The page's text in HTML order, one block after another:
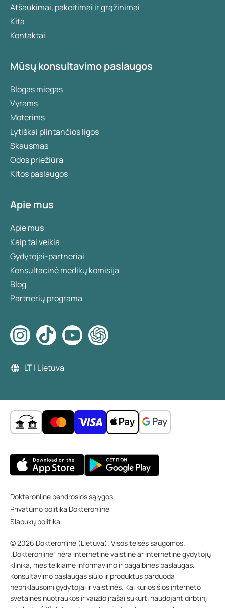
Atšaukimai, pakeitimai ir grąžinimai
Kita
Kontaktai
Mūsų konsultavimo paslaugos
Blogas miegas
Vyrams
Moterims
Lytiškai plintančios ligos
Skausmas
Odos priežiūra
Kitos paslaugos
Apie mus
Apie mus
Kaip tai veikia
Gydytojai-partneriai
Konsultacinė medikų komisija
Blog
Partnerių programa
LT | Lietuva
Dokteronline bendrosios sąlygos
Privatumo politika Dokteronline
Slapukų politika
© 2026 Dokteronline (Lietuva). Visos teisės saugomos.
„Dokteronline“ nėra internetinė vaistinė ar internetinė gydytojų
klinika, mes teikiame informavimo ir pagalbines paslaugas.
Konsultavimo paslaugas siūlo ir produktus parduoda
nepriklausomi gydytojai ir vaistinės. Kai kurios šios interneto
svetainės nuotraukos ir vaizdo įrašai sukurti naudojant dirbtinį